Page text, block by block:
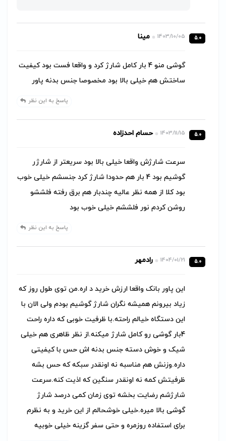
5.0
1403/10/05 مینا
گوشی منو 4 بار کامل شارژ کرد و واقعا فست بود کیفیت
ساختش هم خیلی بالا بود مخصوصا جنس بدنه پاور
پاسخ به این نظر
5.0
1403/11/15 حسام احدزاده
سرعت شارژش واقعا خیلی بالا بود سریعتر از شارژر
گوشیم بود 4 بار هم حدودا شارژ کرد جنسشم خیلی خوب
بود کلا از همه نظر عالیه چندبار هم برق رفته فلششو
روشن کردم نور فلششم خیلی خوب بود
پاسخ به این نظر
5.0
1404/01/21 رادمهر
این پاور بانک واقعا ارزش خرید د اره.من توی طول روز که
زیاد بیرونم همیشه نگران شارژ گوشیم بودم ولی الان با
این دستگاه خیالم راحته.با ظرفیت خوبی که داره راحت
4بار گوشی رو کامل شارژ میکنه.از نظر ظاهری هم خیلی
شیک و خوش دسته جنس بدنه اش حس با کیفیتی
داره.وزنش هم مناسبه نه اونقدر سبکه که حس بشه
ظرفیتش کمه نه اونقدر سنگین که اذیت کنه.سرعت
شارژشم رضایت بخشه توی زمان کمی درصد شارژ
گوشی بالا میره.خیلی خوشحالم از این خرید و به نظرم
برای استفاده روزمره و حتی سفر گزینه خیلی خوبیه